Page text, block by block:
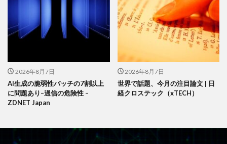
2026年8月7日
AI生成の脆弱性パッチの7割以上
に問題あり–過信の危険性 –
ZDNET Japan
2026年8月7日
世界で話題、今月の注目論文 | 日
経クロステック（xTECH）